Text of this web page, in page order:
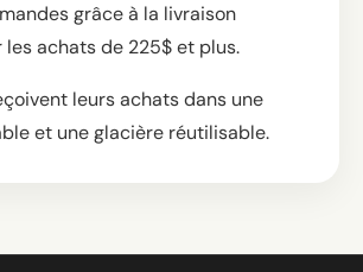
grâce à la livraison
achats de 225$ et plus.
leurs achats dans une
et une glacière réutilisable.